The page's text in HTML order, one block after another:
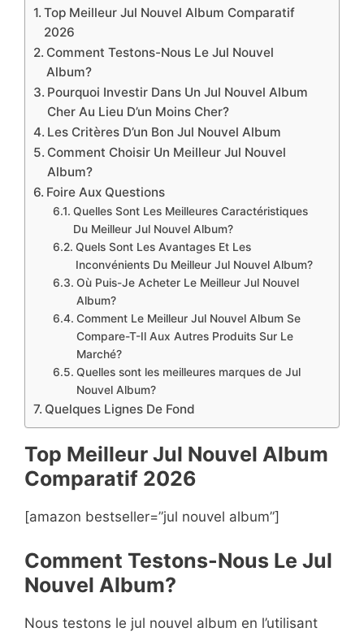
Top Meilleur Jul Nouvel Album Comparatif
2026
Comment Testons-Nous Le Jul Nouvel
Album?
Pourquoi Investir Dans Un Jul Nouvel Album
Cher Au Lieu D’un Moins Cher?
Les Critères D’un Bon Jul Nouvel Album
Comment Choisir Un Meilleur Jul Nouvel
Album?
Foire Aux Questions
Quelles Sont Les Meilleures Caractéristiques
Du Meilleur Jul Nouvel Album?
Quels Sont Les Avantages Et Les
Inconvénients Du Meilleur Jul Nouvel Album?
Où Puis-Je Acheter Le Meilleur Jul Nouvel
Album?
Comment Le Meilleur Jul Nouvel Album Se
Compare-T-Il Aux Autres Produits Sur Le
Marché?
Quelles sont les meilleures marques de Jul
Nouvel Album?
Quelques Lignes De Fond
Top Meilleur Jul Nouvel Album
Comparatif 2026
[amazon bestseller=”jul nouvel album”]
Comment Testons-Nous Le Jul
Nouvel Album?
Nous testons le jul nouvel album en l’utilisant